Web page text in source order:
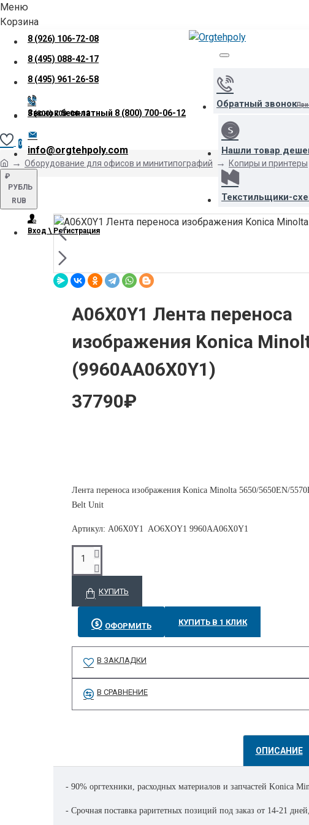
Меню
Корзина
8 (926) 106-72-08
8 (495) 088-42-17
8 (495) 961-26-58
Звонок бесплатный 8 (800) 700-06-12
info@orgtehpoly.com
₽
РУБЛЬ
RUB
Вход \ Регистрация
Обратный звонок
Нашли товар
Текстильщики-
8 (800) 700-06-12
0
Оборудование для офисов и минитипографий Копиры и принтеры
A06X0Y1 Лента переноса
изображения Konica
(9960AA06X0Y1)
37790₽
Лента переноса изображения Konica Minolta 5650/5650EN/
Belt Unit
Артикул: A06X0Y1 AO6XOY1 9960AA06X0Y1
КУПИТЬ
ОФОРМИТЬ КУПИТЬ В 1 КЛИК
В ЗАКЛАДКИ
В СРАВНЕНИЕ
ОПИСАНИЕ
- 90% оргтехники, расходных материалов и запчастей Konica
- Срочная поставка раритетных позиций под заказ от 14-21